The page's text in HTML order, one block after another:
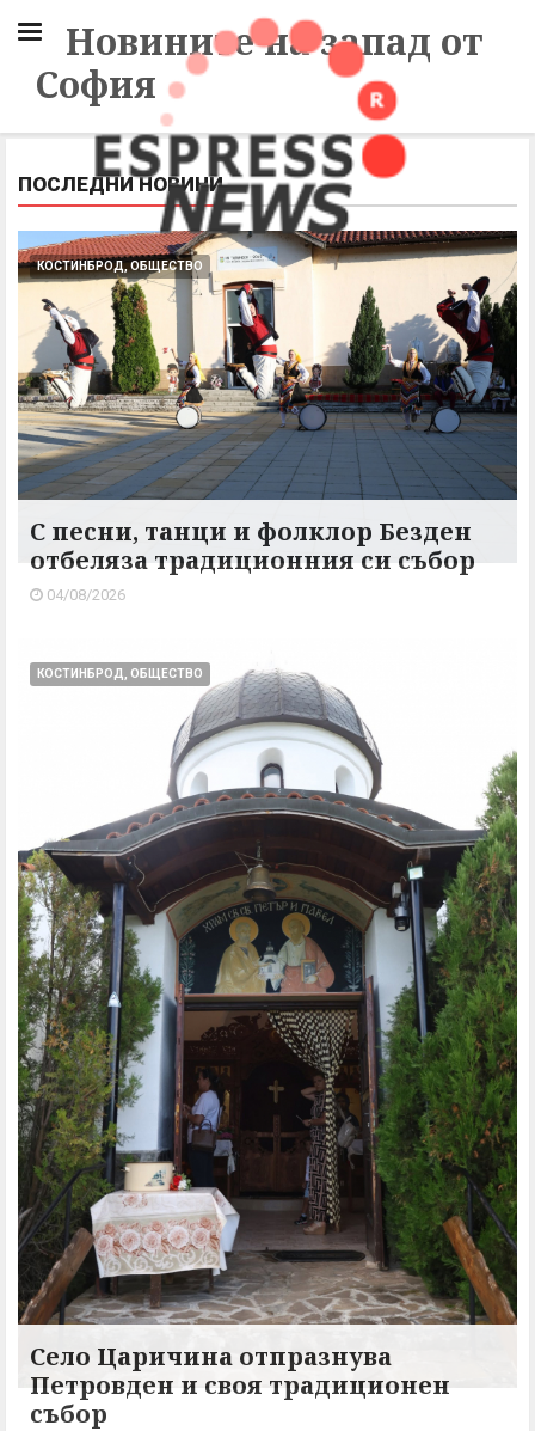
Новините на запад от
София
ПОСЛЕДНИ НОВИНИ
КОСТИНБРОД, ОБЩЕСТВО
С песни, танци и фолклор Безден
отбеляза традиционния си събор
04/08/2026
КОСТИНБРОД, ОБЩЕСТВО
Село Царичина отпразнува
Петровден и своя традиционен
събор